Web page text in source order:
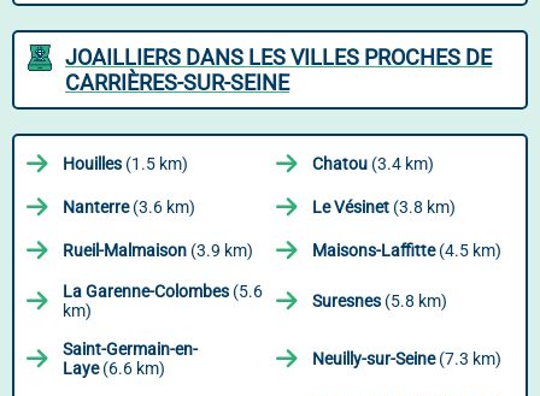
JOAILLIERS DANS LES VILLES PROCHES DE
CARRIÈRES-SUR-SEINE
Houilles (1.5 km) Chatou (3.4 km)
Nanterre(3.6 km) Le Vésinet (3.8 km)
Rueil-Malmaison (3.9 km) Maisons-Laffitte(4.5 km)
La Garenne-Colombes (5.6
km)
Suresnes (5.8 km)
Saint-Germain-en-
Laye(6.6 km) Neuilly-sur-Seine(7.3 km)